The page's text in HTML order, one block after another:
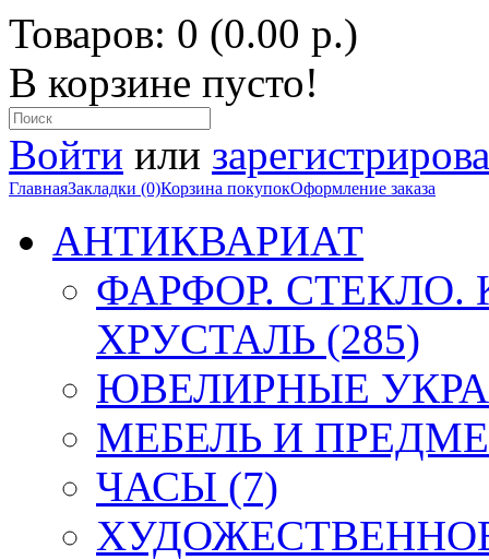
Товаров: 0 (0.00 р.)
В корзине пусто!
Войти или
ГлавнаяЗакладки (0)Корзина покупокОформление заказа
АНТИКВАРИАТ
ФАРФОР.
ХРУСТАЛЬ (285)
ЮВЕЛИРНЫЕ
МЕБЕЛЬ И
ЧАСЫ (7)